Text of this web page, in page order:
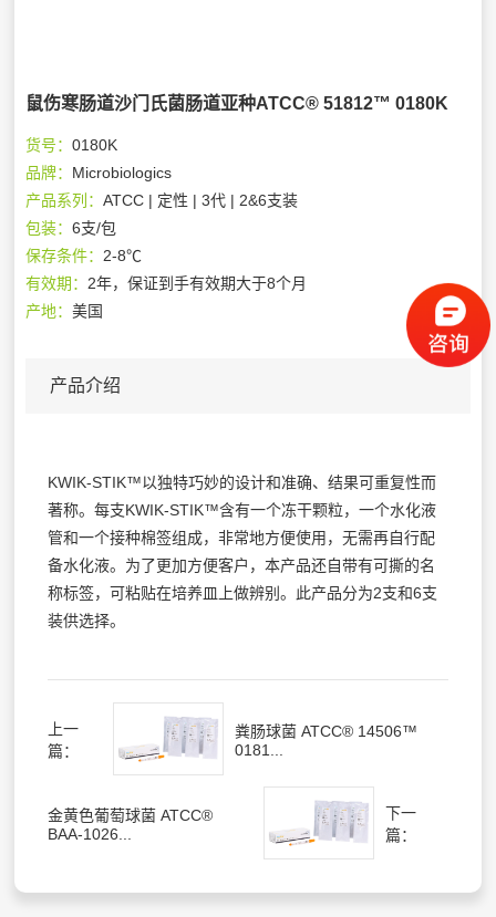
鼠伤寒肠道沙门氏菌肠道亚种ATCC® 51812™ 0180K
货号：0180K
品牌： Microbiologics
产品系列：ATCC | 定性 | 3代 | 2&6支装
包装：6支/包
保存条件： 2-8℃
有效期： 2年，保证到手有效期大于8个月
产地：美国
产品介绍
KWIK-STIK™以独特巧妙的设计和准确、结果可重复性而
著称。每支KWIK-STIK™含有一个冻干颗粒，一个水化液
管和一个接种棉签组成，非常地方便使用，无需再自行配
备水化液。为了更加方便客户，本产品还自带有可撕的名
称标签，可粘贴在培养皿上做辨别。此产品分为2支和6支
装供选择。
上一
篇：
粪肠球菌 ATCC® 14506™
0181...
金黄色葡萄球菌 ATCC®
BAA-1026...
下一
篇：